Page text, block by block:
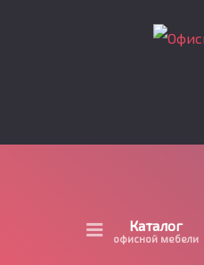
Каталог
офисной мебели